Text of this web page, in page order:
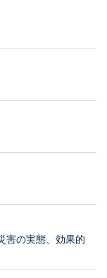
害の実態、効果的